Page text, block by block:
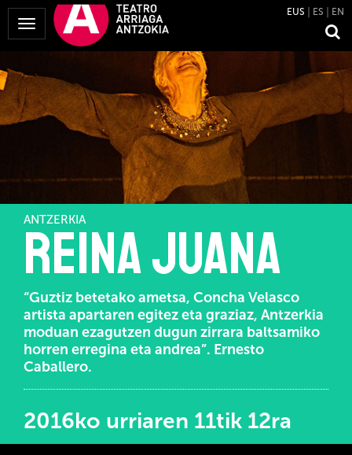
Menua
erakutsi
EUS ES EN
ANTZERKIA
Reina Juana
“Guztiz betetako ametsa, Concha Velasco
artista apartaren egitez eta graziaz, Antzerkia
moduan ezagutzen dugun zirrara baltsamiko
horren erregina eta andrea”. Ernesto
Caballero.
2016ko urriaren 11tik 12ra